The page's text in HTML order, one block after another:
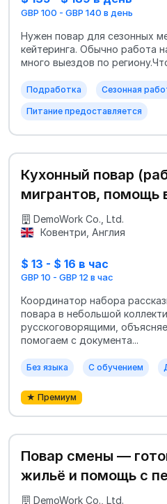
GBP 100 - GBP 140 в день
Нужен повар для сезонных
кейтеринга. Обычно работа
много выездов по
Подработка Сезонная
Питание предоставляется
Кухонный повар
мигрантов, помощь
DemoWork Co., Ltd.
Ковентри, Англия
$ 13 - $ 16 в час
GBP 10 - GBP 12 в час
Координатор набора
повара в небольшой
русскоговорящими,
помогаем с документа...
Без языка С обучением
★ Премиум
Повар смены —
жильё и помощь с
DemoWork Co., Ltd.